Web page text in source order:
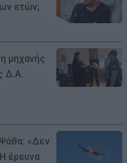
ετών;
μηχανής
Δ.Α.
«Δεν
έρευνα